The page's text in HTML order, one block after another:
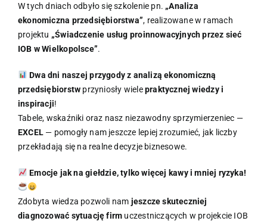
W tych dniach odbyło się szkolenie pn. „Analiza
ekonomiczna przedsiębiorstwa”, realizowane w ramach
projektu „Świadczenie usług proinnowacyjnych przez sieć
IOB w Wielkopolsce”.
Dwa dni naszej przygody z analizą ekonomiczną
przedsiębiorstw przyniosły wielepraktycznej wiedzy i
inspiracji!
Tabele, wskaźniki oraz nasz niezawodny sprzymierzeniec —
EXCEL — pomogły nam jeszcze lepiej zrozumieć, jak liczby
przekładają się na realne decyzje biznesowe.
Emocje jak na giełdzie, tylko więcej kawy i mniej ryzyka!
Zdobyta wiedza pozwoli nam jeszcze skuteczniej
diagnozować sytuację firm uczestniczących w projekcie IOB